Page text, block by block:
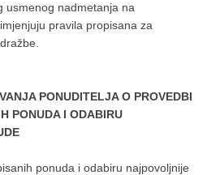
usmenog nadmetanja na
pravila propisana za
PONUDITELJA O PROVEDBI
PONUDA I ODABIRU
ponuda i odabiru najpovoljnije